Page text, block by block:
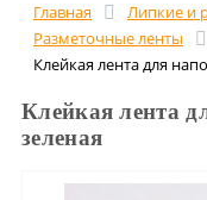
Главная
Липкие и
Разметочные ленты
Клейкая лента для
Клейкая лента
зеленая